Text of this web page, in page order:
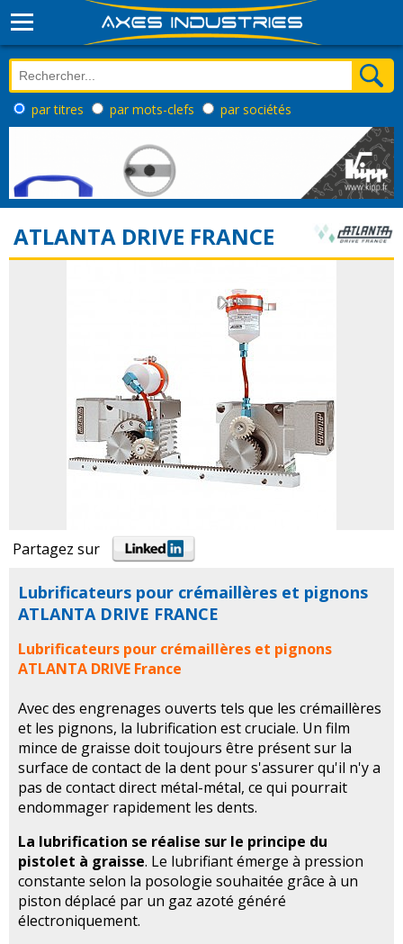
par titres par mots-clefs par sociétés
ATLANTA DRIVE FRANCE
Partagez sur
Lubrificateurs pour crémaillères et pignons
ATLANTA DRIVE FRANCE
Lubrificateurs pour crémaillères et pignons
ATLANTA DRIVE France
Avec des engrenages ouverts tels que les crémaillères
et les pignons, la lubrification est cruciale. Un film
mince de graisse doit toujours être présent sur la
surface de contact de la dent pour s'assurer qu'il n'y a
pas de contact direct métal-métal, ce qui pourrait
endommager rapidement les dents.
La lubrification se réalise sur le principe du
pistolet à graisse. Le lubrifiant émerge à pression
constante selon la posologie souhaitée grâce à un
piston déplacé par un gaz azoté généré
électroniquement.